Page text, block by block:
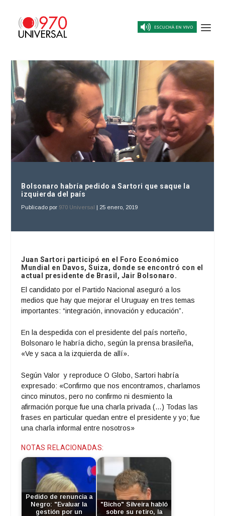
Bolsonaro habría pedido a Sartori que saque la
izquierda del país
Publicado por 970 Universal | 25 enero, 2019
Juan Sartori participó en el Foro Económico
Mundial en Davos, Suiza, donde se encontró con el
actual presidente de Brasil, Jair Bolsonaro.
El candidato por el Partido Nacional aseguró a los
medios que hay que mejorar el Uruguay en tres temas
importantes: “integración, innovación y educación”.
En la despedida con el presidente del país norteño,
Bolsonaro le habría dicho, según la prensa brasileña,
«Ve y saca a la izquierda de allí».
Según Valor y reproduce O Globo, Sartori habría
expresado: «Confirmo que nos encontramos, charlamos
cinco minutos, pero no confirmo ni desmiento la
afirmación porque fue una charla privada (…) Todas las
frases en particular quedan entre el presidente y yo; fue
una charla informal entre nosotros»
NOTAS RELACIONADAS:
Pedido de renuncia a
Negro: "Evaluar la
gestión por un
"Bicho" Silveira habló
sobre su retiro, la